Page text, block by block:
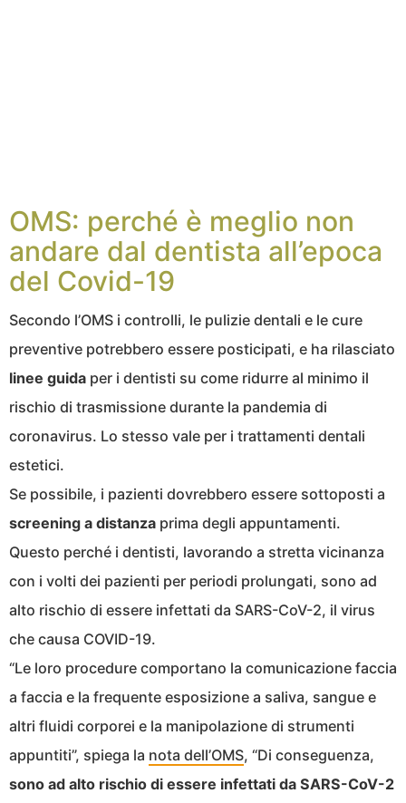
OMS: perché è meglio non
andare dal dentista all’epoca
del Covid-19
Secondo l’OMS i controlli, le pulizie dentali e le cure
preventive potrebbero essere posticipati, e ha rilasciato
linee guida per i dentisti su come ridurre al minimo il
rischio di trasmissione durante la pandemia di
coronavirus. Lo stesso vale per i trattamenti dentali
estetici.
Se possibile, i pazienti dovrebbero essere sottoposti a
screening a distanza prima degli appuntamenti.
Questo perché i dentisti, lavorando a stretta vicinanza
con i volti dei pazienti per periodi prolungati, sono ad
alto rischio di essere infettati da SARS-CoV-2, il virus
che causa COVID-19.
“Le loro procedure comportano la comunicazione faccia
a faccia e la frequente esposizione a saliva, sangue e
altri fluidi corporei e la manipolazione di strumenti
appuntiti”, spiega la nota dell’OMS, “Di conseguenza,
sono ad alto rischio di essere infettati da SARS-CoV-2